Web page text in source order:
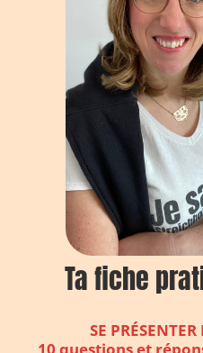
Ta fiche
SE
10 questions et